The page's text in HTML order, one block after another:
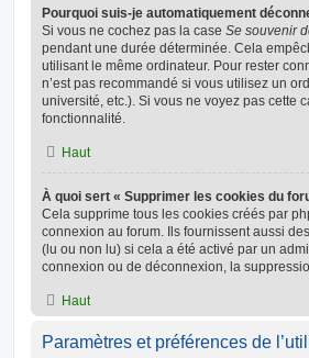
Pourquoi suis-je automatiquement
Si vous ne cochez pas la case Se souvenir
pendant une durée déterminée. Cela
utilisant le même ordinateur. Pour rester
n’est pas recommandé si vous utilisez un
université, etc.). Si vous ne voyez pas cette
fonctionnalité.
Haut
À quoi sert « Supprimer les cookies du
Cela supprime tous les cookies créés par
connexion au forum. Ils fournissent aussi
(lu ou non lu) si cela a été activé par un
connexion ou de déconnexion, la
Haut
Paramètres et préférences de